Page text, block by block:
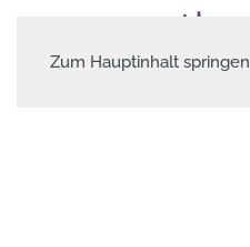
Zum Hauptinhalt springen